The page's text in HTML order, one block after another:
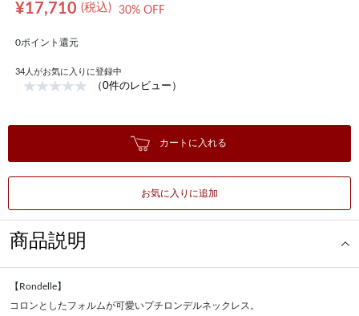
¥17,710(税込) 30% OFF
0ポイント還元
34 人がお気に入りに登録中
（0件のレビュー）
カートに入れる
お気に入りに追加
商品説明
【Rondelle】
コロンとしたフォルムが可愛いプチロンデルネックレス。